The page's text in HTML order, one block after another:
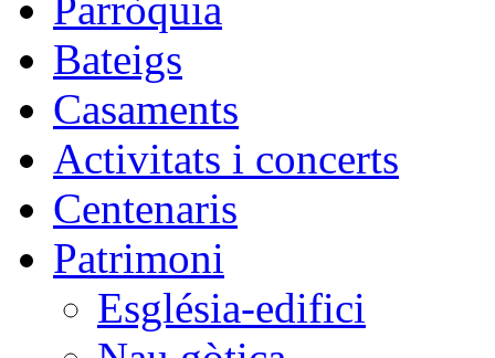
Bateigs
Casaments
Activitats i concerts
Centenaris
Patrimoni
Església-edifici